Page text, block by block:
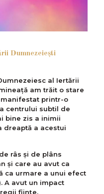
Dumnezeiești
al Iertării
am trăit o stare
printr-o
centrului subtil de
bine zis a inimii
dreaptă a acestui
râs și de plâns
și care au avut ca
ca urmare a unui efect
A avut un impact
ființe.